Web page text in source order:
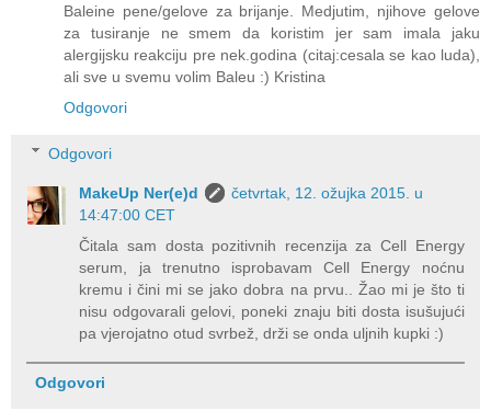
Baleine pene/gelove za brijanje. Medjutim, njihove gelove
za tusiranje ne smem da koristim jer sam imala jaku
alergijsku reakciju pre nek.godina (citaj:cesala se kao luda),
ali sve u svemu volim Baleu :) Kristina
Odgovori
Odgovori
MakeUp Ner(e)d
četvrtak, 12. ožujka 2015. u
14:47:00 CET
Čitala sam dosta pozitivnih recenzija za Cell Energy
serum, ja trenutno isprobavam Cell Energy noćnu
kremu i čini mi se jako dobra na prvu.. Žao mi je što ti
nisu odgovarali gelovi, poneki znaju biti dosta isušujući
pa vjerojatno otud svrbež, drži se onda uljnih kupki :)
Odgovori